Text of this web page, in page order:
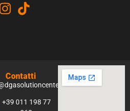
Contatti
+39 011 198 77